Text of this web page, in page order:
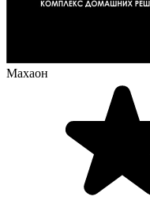
Махаон